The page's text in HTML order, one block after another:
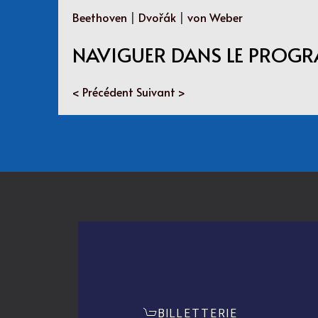
Beethoven | Dvořák | von Weber
NAVIGUER DANS LE
< Précédent Suivant >
BILLETTERIE